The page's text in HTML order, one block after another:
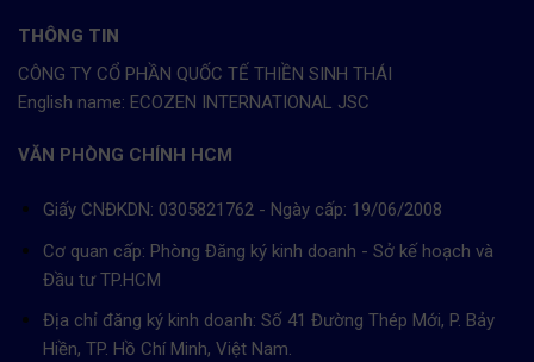
THÔNG TIN
CÔNG TY CỔ PHẦN QUỐC TẾ THIỀN SINH THÁI
English name: ECOZEN INTERNATIONAL JSC
VĂN PHÒNG CHÍNH HCM
Giấy CNĐKDN: 0305821762 - Ngày cấp: 19/06/2008
Cơ quan cấp: Phòng Đăng ký kinh doanh - Sở kế hoạch và
Đầu tư TP.HCM
Địa chỉ đăng ký kinh doanh: Số 41 Đường Thép Mới, P. Bảy
Hiền, TP. Hồ Chí Minh, Việt Nam.